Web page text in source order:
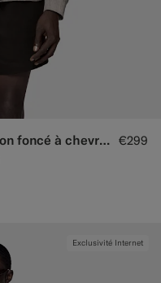
Bomber à manches raglan marron foncé à chevrons €299
Exclusivité Internet